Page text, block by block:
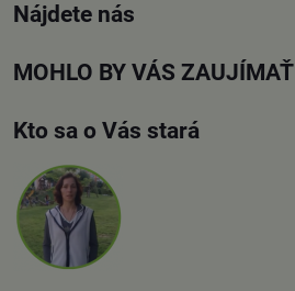
Nájdete nás
MOHLO BY VÁS ZAUJÍMAŤ
Kto sa o Vás stará